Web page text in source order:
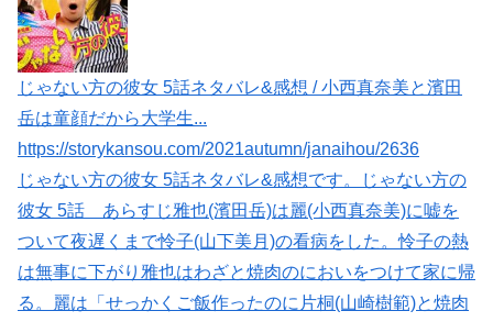
じゃない方の彼女 5話ネタバレ&感想 / 小西真奈美と濱田
岳は童顔だから大学生...
https://storykansou.com/2021autumn/janaihou/2636
じゃない方の彼女 5話ネタバレ&感想です。じゃない方の
彼女 5話 あらすじ雅也(濱田岳)は麗(小西真奈美)に嘘を
ついて夜遅くまで怜子(山下美月)の看病をした。怜子の熱
は無事に下がり雅也はわざと焼肉のにおいをつけて家に帰
る。麗は「せっかくご飯作ったのに片桐(山崎樹範)と焼肉